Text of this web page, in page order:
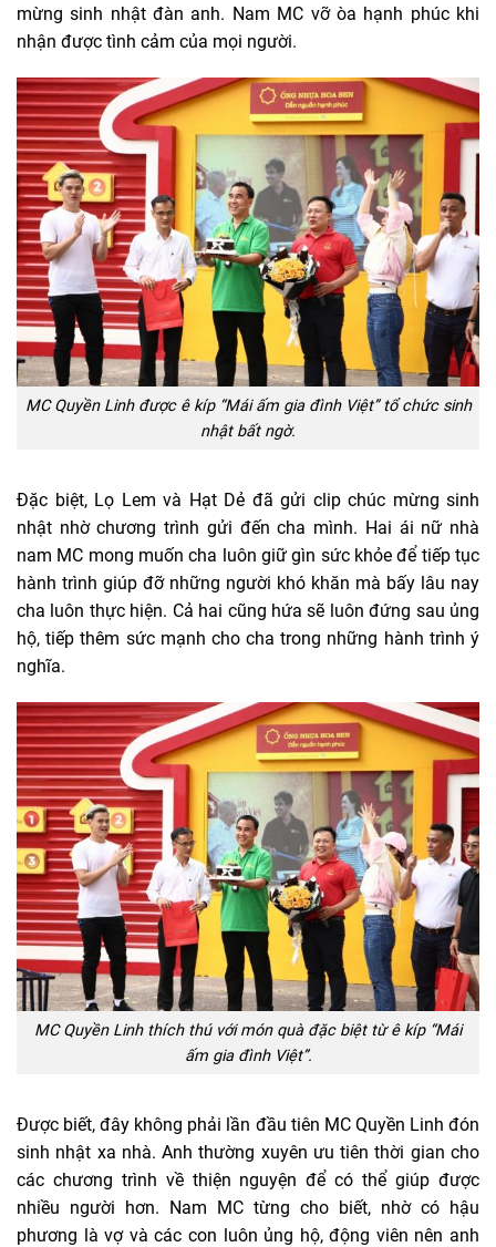
mừng sinh nhật đàn anh. Nam MC vỡ òa hạnh phúc khi
nhận được tình cảm của mọi người.
MC Quyền Linh được ê kíp “Mái ấm gia đình Việt” tổ chức sinh
nhật bất ngờ.
Đặc biệt, Lọ Lem và Hạt Dẻ đã gửi clip chúc mừng sinh
nhật nhờ chương trình gửi đến cha mình. Hai ái nữ nhà
nam MC mong muốn cha luôn giữ gìn sức khỏe để tiếp tục
hành trình giúp đỡ những người khó khăn mà bấy lâu nay
cha luôn thực hiện. Cả hai cũng hứa sẽ luôn đứng sau ủng
hộ, tiếp thêm sức mạnh cho cha trong những hành trình ý
nghĩa.
MC Quyền Linh thích thú với món quà đặc biệt từ ê kíp “Mái
ấm gia đình Việt”.
Được biết, đây không phải lần đầu tiên MC Quyền Linh đón
sinh nhật xa nhà. Anh thường xuyên ưu tiên thời gian cho
các chương trình về thiện nguyện để có thể giúp được
nhiều người hơn. Nam MC từng cho biết, nhờ có hậu
phương là vợ và các con luôn ủng hộ, động viên nên anh